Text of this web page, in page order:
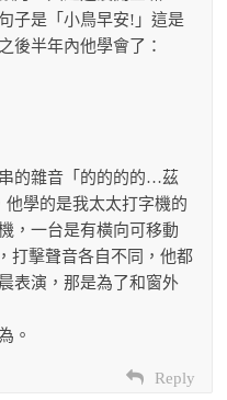
子是「小鳥早安!」這是
後半年內他學會了：
的雜音「的的的的…茲
學的是我太太打字機的
，一台是有橫向可移動
打擊聲音各自不同，他都
表演，那是為了和窗外
。
Reply